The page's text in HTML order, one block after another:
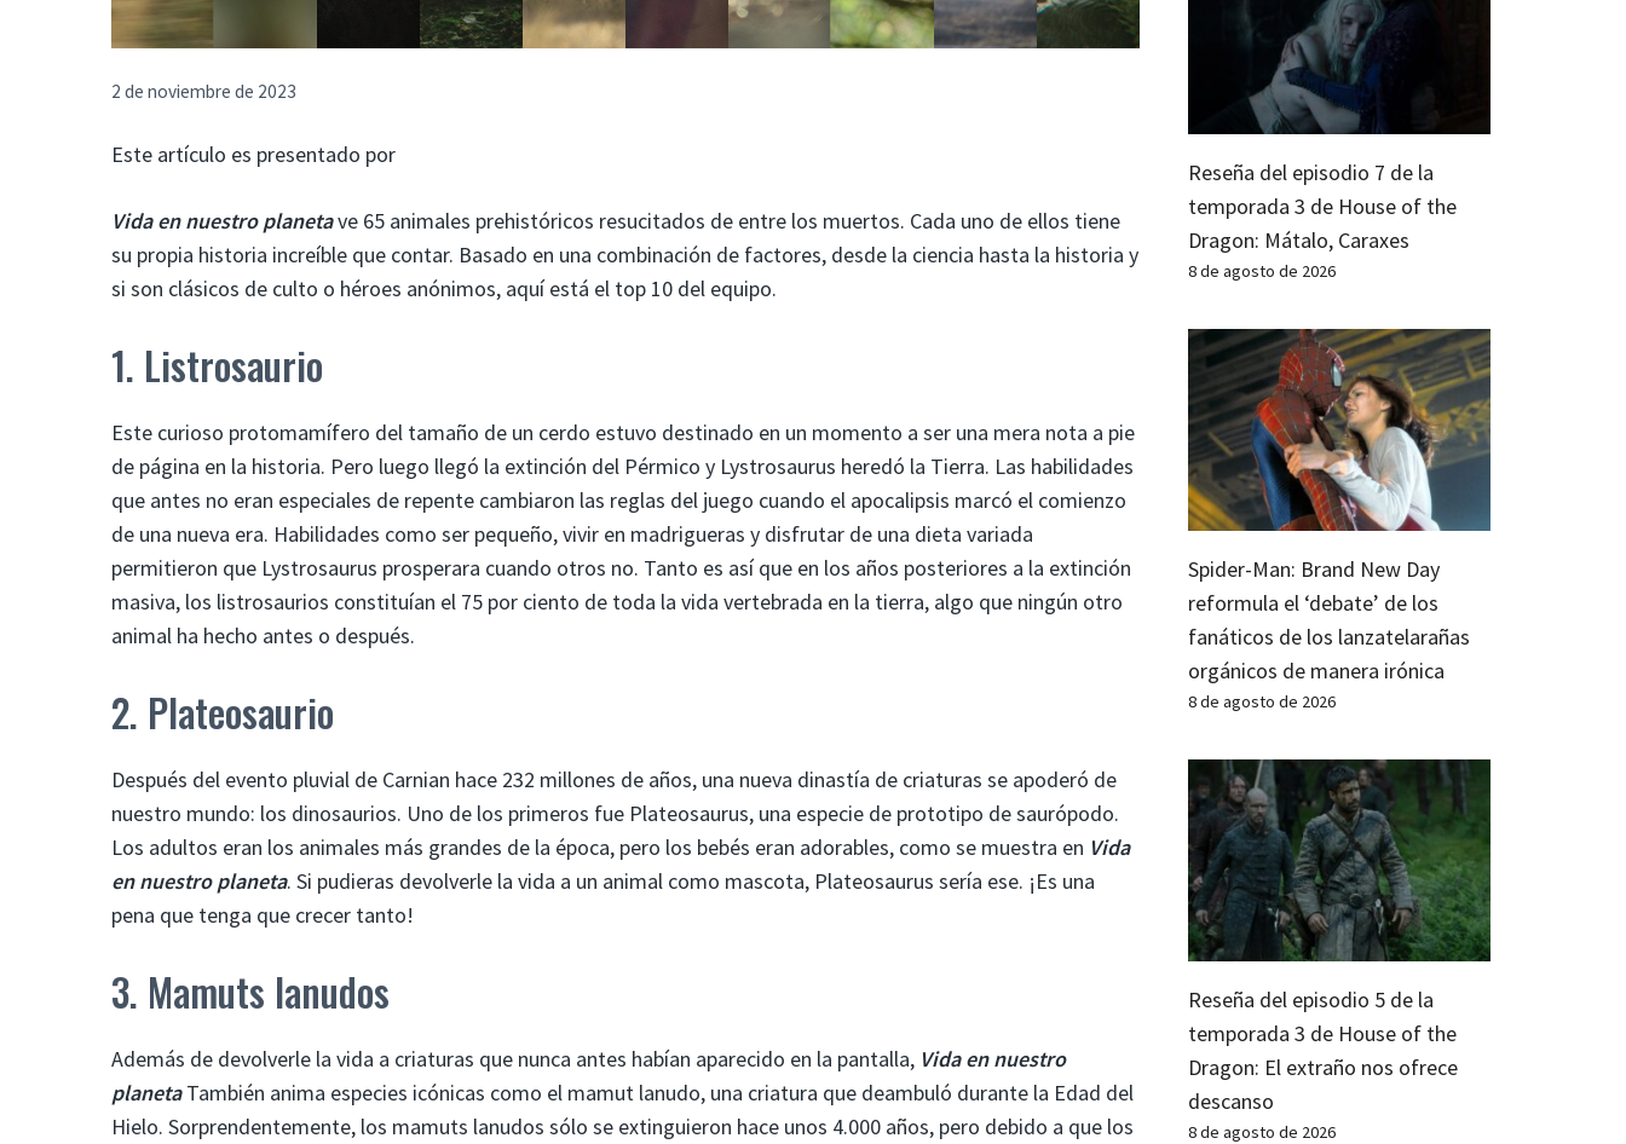
2 de noviembre de 2023
Este artículo es presentado por
Vida en nuestro planetave 65 animales prehistóricos resucitados de entre los muertos. Cada uno de ellos tiene
su propia historia increíble que contar. Basado en una combinación de factores, desde la ciencia hasta la historia y
si son clásicos de culto o héroes anónimos, aquí está el top 10 del equipo.
1. Listrosaurio
Este curioso protomamífero del tamaño de un cerdo estuvo destinado en un momento a ser una mera nota a pie
de página en la historia. Pero luego llegó la extinción del Pérmico y Lystrosaurus heredó la Tierra. Las habilidades
que antes no eran especiales de repente cambiaron las reglas del juego cuando el apocalipsis marcó el comienzo
de una nueva era. Habilidades como ser pequeño, vivir en madrigueras y disfrutar de una dieta variada
permitieron que Lystrosaurus prosperara cuando otros no. Tanto es así que en los años posteriores a la extinción
masiva, los listrosaurios constituían el 75 por ciento de toda la vida vertebrada en la tierra, algo que ningún otro
animal ha hecho antes o después.
2. Plateosaurio
Después del evento pluvial de Carnian hace 232 millones de años, una nueva dinastía de criaturas se apoderó de
nuestro mundo: los dinosaurios. Uno de los primeros fue Plateosaurus, una especie de prototipo de saurópodo.
Los adultos eran los animales más grandes de la época, pero los bebés eran adorables, como se muestra en Vida
en nuestro planeta. Si pudieras devolverle la vida a un animal como mascota, Plateosaurus sería ese. ¡Es una
pena que tenga que crecer tanto!
3. Mamuts lanudos
Además de devolverle la vida a criaturas que nunca antes habían aparecido en la pantalla, Vida en nuestro
planetaTambién anima especies icónicas como el mamut lanudo, una criatura que deambuló durante la Edad del
Hielo. Sorprendentemente, los mamuts lanudos sólo se extinguieron hace unos 4.000 años, pero debido a que los
Reseña del episodio 7 de la
temporada 3 de House of the
Dragon: Mátalo, Caraxes
8 de agosto de 2026
Spider-Man: Brand New Day
reformula el ‘debate’ de los
fanáticos de los lanzatelarañas
orgánicos de manera irónica
8 de agosto de 2026
Reseña del episodio 5 de la
temporada 3 de House of the
Dragon: El extraño nos ofrece
descanso
8 de agosto de 2026